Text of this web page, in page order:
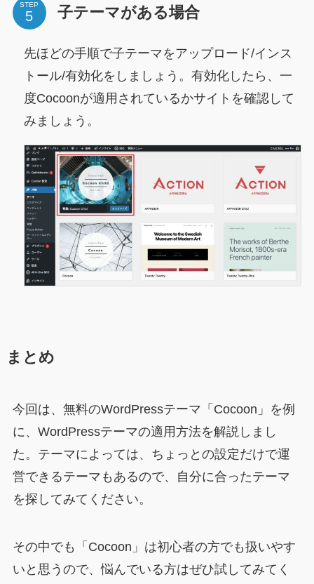
STEP 子テーマがある場合
先ほどの手順で子テーマをアップロード/インス
トール/有効化をしましょう。有効化したら、一
度Cocoonが適用されているかサイトを確認して
みましょう。
まとめ
今回は、無料のWordPressテーマ「Cocoon」を例
に、WordPressテーマの適用方法を解説しまし
た。テーマによっては、ちょっとの設定だけで運
営できるテーマもあるので、自分に合ったテーマ
を探してみてください。
その中でも「Cocoon」は初心者の方でも扱いやす
いと思うので、悩んでいる方はぜひ試してみてく